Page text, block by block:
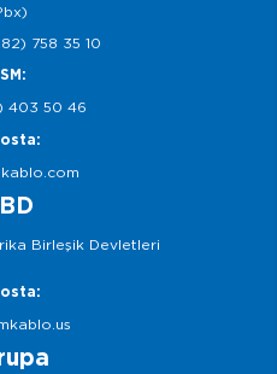
758 35 10
403 50 46
Birleşik Devletleri